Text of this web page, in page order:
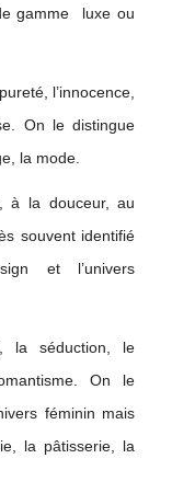
gamme luxe ou
l’innocence,
On le distingue
la mode.
à la douceur, au
souvent identifié
et l’univers
la séduction, le
On le
féminin mais
la pâtisserie, la